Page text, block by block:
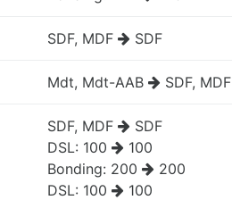
SDF, MDF SDF
Mdt, Mdt-AAB SDF, MDF
SDF, MDF
SDF
DSL: 100
100
Bonding: 200
200
DSL: 100
100